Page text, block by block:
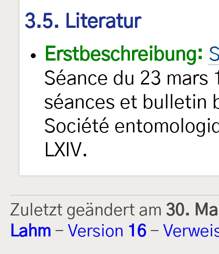
3.5. Literatur
Erstbeschreibung:
Séance du 23
séances et bulletin
Société
LXIV.
Zuletzt geändert am 30.
Lahm - Version 16 -